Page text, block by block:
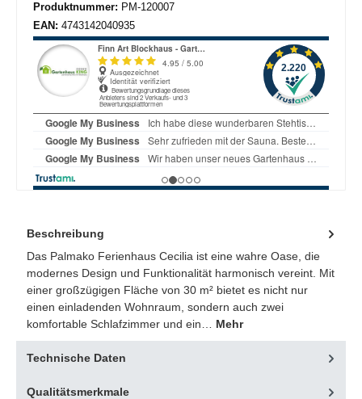
Produktnummer: PM-120007
EAN: 4743142040935
Beschreibung
Das Palmako Ferienhaus Cecilia ist eine wahre Oase, die
modernes Design und Funktionalität harmonisch vereint. Mit
einer großzügigen Fläche von 30 m² bietet es nicht nur
einen einladenden Wohnraum, sondern auch zwei
komfortable Schlafzimmer und ein… Mehr
Technische Daten
Qualitätsmerkmale